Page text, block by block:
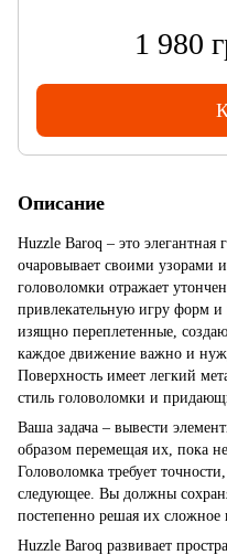
1 980
Описание
Huzzle Baroq – это элегантная
очаровывает своими узорами
головоломки отражает
привлекательную игру форм и
изящно переплетенные,
каждое движение важно и
Поверхность имеет легкий
стиль головоломки и
Ваша задача – вывести
образом перемещая их, пока
Головоломка требует
следующее. Вы должны
постепенно решая их сложное
Huzzle Baroq развивает